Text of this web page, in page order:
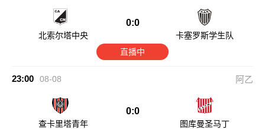
北索尔塔中央
0:0
卡塞罗斯学生队
直播中
23:00 08-08 阿乙
查卡里塔青年
0:0
图库曼圣马丁